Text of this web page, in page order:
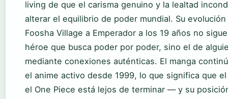
living de que el carisma genuino y la lealtad
alterar el equilibrio de poder mundial. Su
Foosha Village a Emperador a los 19 años no
héroe que busca poder por poder, sino el de
mediante conexiones auténticas. El manga
el anime activo desde 1999, lo que significa que
el One Piece está lejos de terminar — y su